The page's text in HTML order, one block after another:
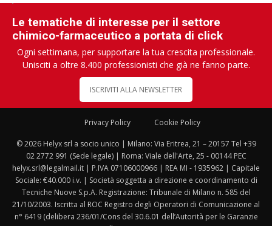
Le tematiche di interesse per il settore
chimico-farmaceutico a portata di click
Ogni settimana, per supportare la tua crescita professionale.
Unisciti a oltre 8.400 professionisti che già ne fanno parte.
ISCRIVITI ALLA NEWSLETTER
Privacy Policy Cookie Policy
© 2026 Helyx srl a socio unico | Milano: Via Eritrea, 21 – 20157 Tel +39
02 2772 991 (Sede legale) | Roma: Viale dell'Arte, 25 - 00144 PEC
helyx.srl@legalmail.it | P.IVA 07106000966 | REA MI - 1935962 | Capitale
Sociale: €40.000 i.v. | Società soggetta a direzione e coordinamento di
Tecniche Nuove S.p.A. Registrazione: Tribunale di Milano n. 585 del
21/10/2003. Iscritta al ROC Registro degli Operatori di Comunicazione al
n° 6419 (delibera 236/01/Cons del 30.6.01 dell’Autorità per le Garanzie